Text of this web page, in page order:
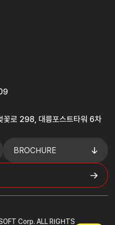
로 298, 대륭포스트타워 6차
BROCHURE
Corp. ALL RIGHTS